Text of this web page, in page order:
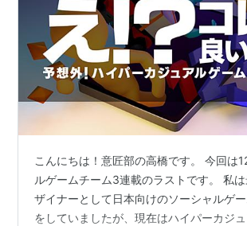
こんにちは！意匠部の高橋です。 今回は
ルゲームチーム3連載のラストです。 私
ザイナーとして日本向けのソーシャルゲ
をしていましたが、現在はハイパーカジ